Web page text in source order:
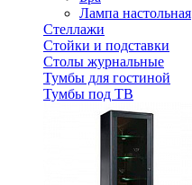
Лампа настольная
Стеллажи
Стойки и подставки
Столы журнальные
Тумбы для гостиной
Тумбы под ТВ